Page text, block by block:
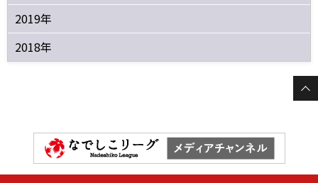
2019年
2018年